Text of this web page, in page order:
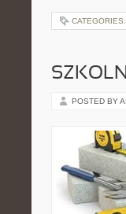
CATEGORIES:
POSTED BY